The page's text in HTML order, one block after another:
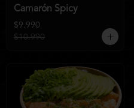
Camarón Spicy
$9.990
$10.990